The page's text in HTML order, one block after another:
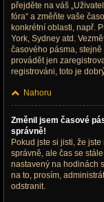
přejděte na váš
fóra“ a změňte vaše
konkrétní oblasti, např.
York, Sydney atd.
časového pásma,
provádět jen
registrováni, toto je
Nahoru
Změnil jsem časové
správně!
Pokud jste si jisti, že
správně, ale čas se
nastavený na hodinách
na to, prosím,
odstranit.